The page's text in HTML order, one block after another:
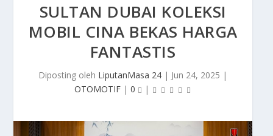
SULTAN DUBAI KOLEKSI
MOBIL CINA BEKAS HARGA
FANTASTIS
Diposting oleh LiputanMasa 24 | Jun 24, 2025 |
OTOMOTIF| 0 |